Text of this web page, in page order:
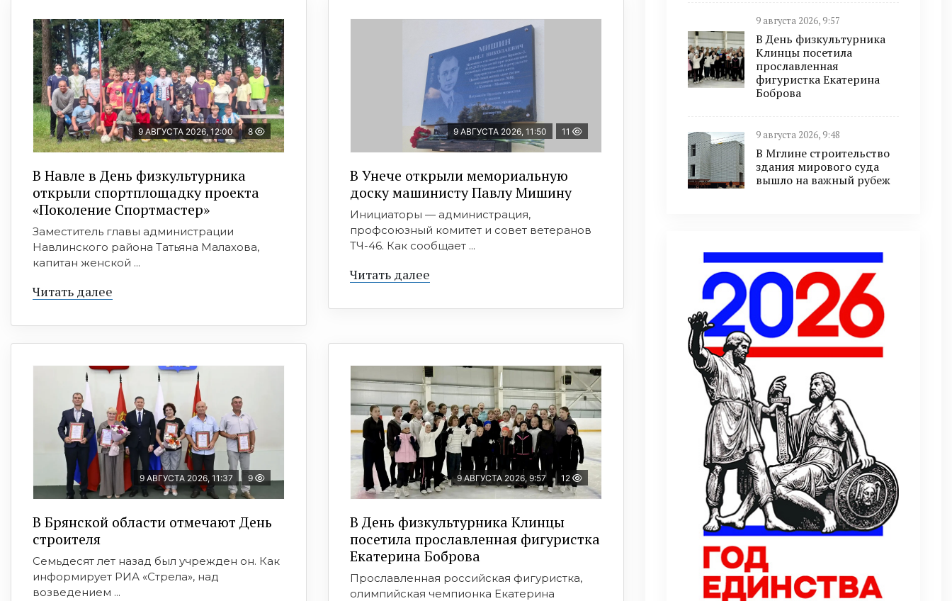
9 АВГУСТА 2026, 12:00 8
В Навле в День физкультурника
открыли спортплощадку проекта
«Поколение Спортмастер»
Заместитель главы администрации
Навлинского района Татьяна Малахова,
капитан женской ...
Читать далее
9 АВГУСТА 2026, 11:50 11
В Унече открыли мемориальную
доску машинисту Павлу Мишину
Инициаторы — администрация,
профсоюзный комитет и совет ветеранов
ТЧ-46. Как сообщает ...
Читать далее
9 АВГУСТА 2026, 11:37 9
В Брянской области отмечают День
строителя
Семьдесят лет назад был учрежден он. Как
информирует РИА «Стрела», над
возведением ...
9 АВГУСТА 2026, 9:57 12
В День физкультурника Клинцы
посетила прославленная фигуристка
Екатерина Боброва
Прославленная российская фигуристка,
олимпийская чемпионка Екатерина
9 августа 2026, 9:57
В День физкультурника
Клинцы посетила
прославленная
фигуристка Екатерина
Боброва
9 августа 2026, 9:48
В Мглине строительство
здания мирового суда
вышло на важный рубеж